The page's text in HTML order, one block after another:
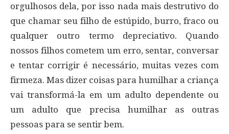
orgulhosos dela, por isso nada mais destrutivo do
que chamar seu filho de estúpido, burro, fraco ou
qualquer outro termo depreciativo. Quando
nossos filhos cometem um erro, sentar, conversar
e tentar corrigir é necessário, muitas vezes com
firmeza. Mas dizer coisas para humilhar a criança
vai transformá-la em um adulto dependente ou
um adulto que precisa humilhar as outras
pessoas para se sentir bem.